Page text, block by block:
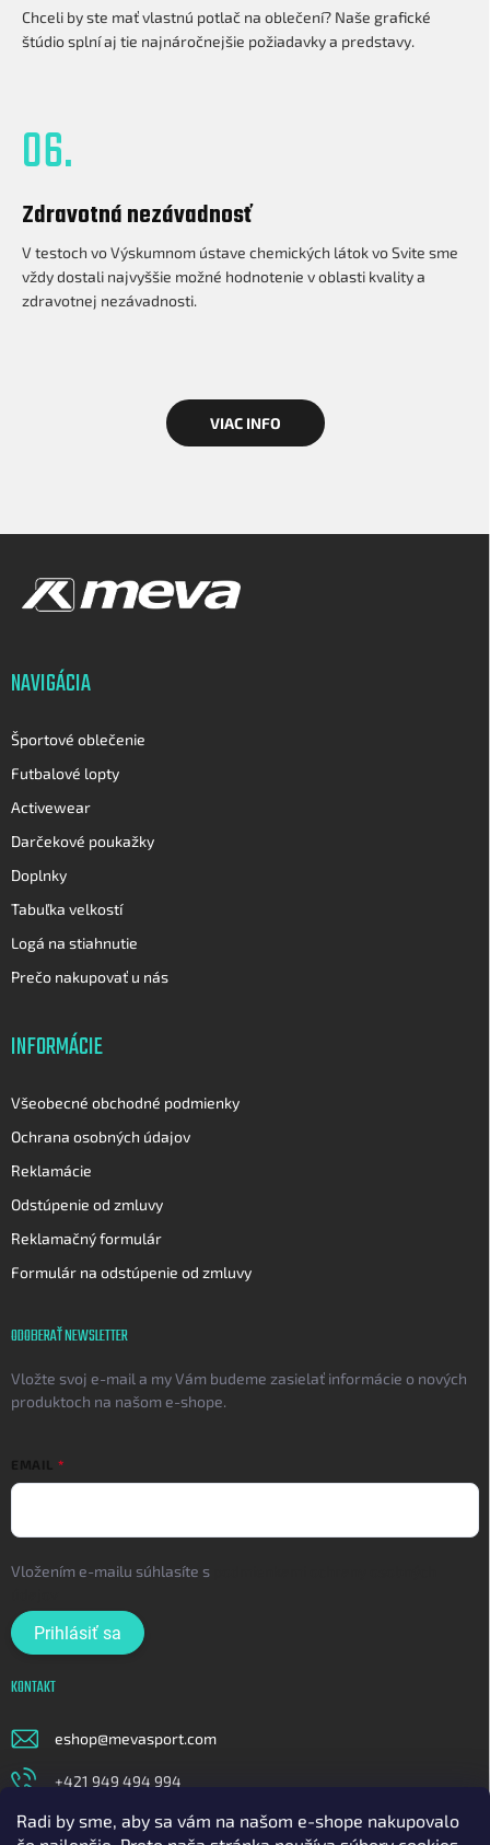
Radi by sme, aby sa vám na našom e-shope nakupovalo
Chceli by ste mať vlastnú potlač na oblečení? Naše grafické
štúdio splní aj tie najnáročnejšie požiadavky a predstavy.
06.
Zdravotná nezávadnosť
V testoch vo Výskumnom ústave chemických látok vo Svite sme
vždy dostali najvyššie možné hodnotenie v oblasti kvality a
zdravotnej nezávadnosti.
VIAC INFO
Z
NAVIGÁCIA
Športové oblečenie
Futbalové lopty
Activewear
Darčekové poukažky
Doplnky
Tabuľka velkostí
Logá na stiahnutie
Prečo nakupovať u nás
INFORMÁCIE
Všeobecné obchodné podmienky
Ochrana osobných údajov
Reklamácie
Odstúpenie od zmluvy
Reklamačný formulár
Formulár na odstúpenie od zmluvy
ODOBERAŤ NEWSLETTER
Vložte svoj e-mail a my Vám budeme zasielať informácie o nových
produktoch na našom e-shope.
EMAIL
Vložením e-mailu súhlasíte s
Prihlásiť sa
KONTAKT
eshop@mevasport.com
+421 949 494 994
https://www.facebook.com/mevasportofficial